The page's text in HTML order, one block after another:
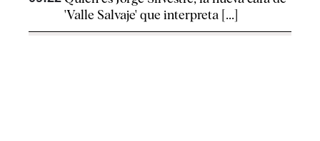
'Valle Salvaje' que interpreta [...]